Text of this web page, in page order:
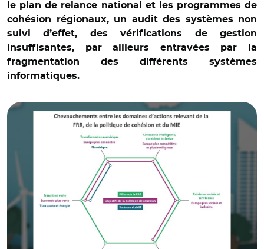
le plan de relance national et les programmes de
cohésion régionaux, un audit des systèmes non
suivi d’effet, des vérifications de gestion
insuffisantes, par ailleurs entravées par la
fragmentation des différents systèmes
informatiques.